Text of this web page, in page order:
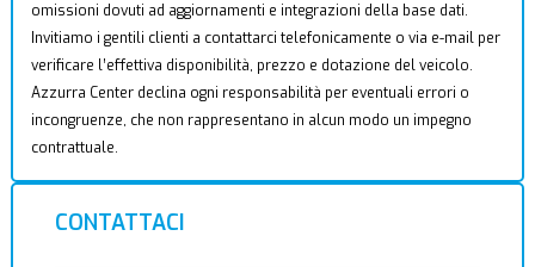
omissioni dovuti ad aggiornamenti e integrazioni della base dati.
Invitiamo i gentili clienti a contattarci telefonicamente o via e-mail per
verificare l’effettiva disponibilità, prezzo e dotazione del veicolo.
Azzurra Center declina ogni responsabilità per eventuali errori o
incongruenze, che non rappresentano in alcun modo un impegno
contrattuale.
CONTATTACI